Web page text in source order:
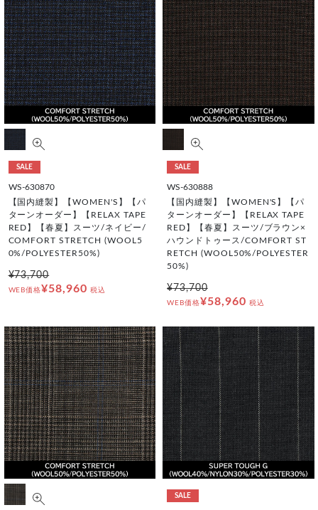
SALE
WS-630870
【国内縫製】【WOMEN'S】【パ
ターンオーダー】【RELAX TAPE
RED】【春夏】スーツ/ネイビー/
COMFORT STRETCH (WOOL5
0%/POLYESTER50%)
¥73,700
WEB価格¥58,960 税込
SALE
WS-630888
【国内縫製】【WOMEN'S】【パ
ターンオーダー】【RELAX TAPE
RED】【春夏】スーツ/ブラウン×
ハウンドトゥース/COMFORT ST
RETCH (WOOL50%/POLYESTER
50%)
¥73,700
WEB価格¥58,960 税込
SALE